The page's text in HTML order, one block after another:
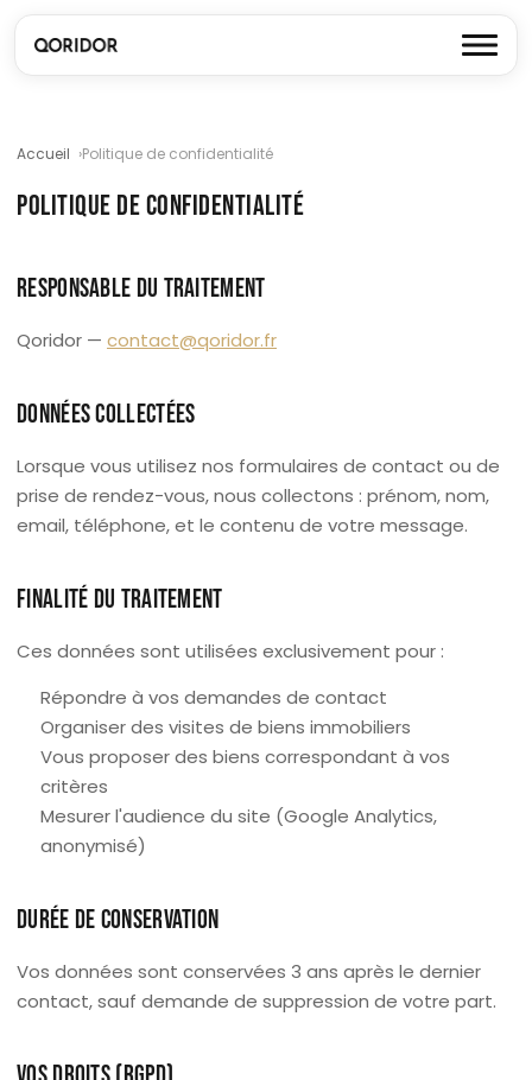
Accueil Politique de confidentialité
POLITIQUE DE CONFIDENTIALITÉ
RESPONSABLE DU TRAITEMENT
Qoridor — contact@qoridor.fr
DONNÉES COLLECTÉES
Lorsque vous utilisez nos formulaires de contact ou de
prise de rendez-vous, nous collectons : prénom, nom,
email, téléphone, et le contenu de votre message.
FINALITÉ DU TRAITEMENT
Ces données sont utilisées exclusivement pour :
Répondre à vos demandes de contact
Organiser des visites de biens immobiliers
Vous proposer des biens correspondant à vos
critères
Mesurer l'audience du site (Google Analytics,
anonymisé)
DURÉE DE CONSERVATION
Vos données sont conservées 3 ans après le dernier
contact, sauf demande de suppression de votre part.